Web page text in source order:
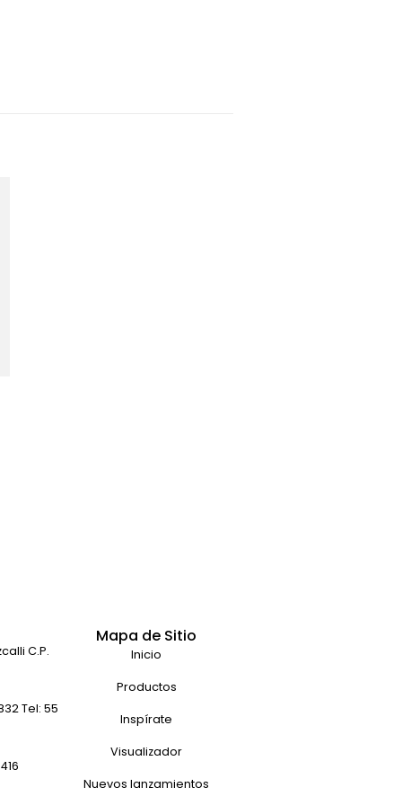
C.P.
Tel: 55
Mapa de Sitio
Inicio
Productos
Inspírate
Visualizador
Nuevos lanzamientos